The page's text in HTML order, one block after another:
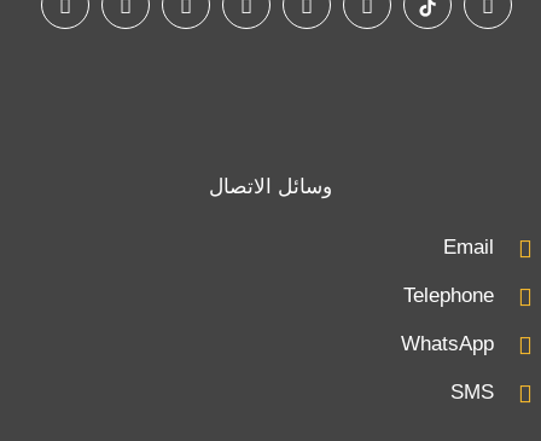
وسائل الاتصال
Email
Telephone
WhatsApp
SMS